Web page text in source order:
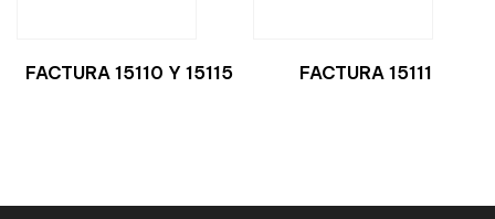
FACTURA 15110 Y 15115 FACTURA 15111